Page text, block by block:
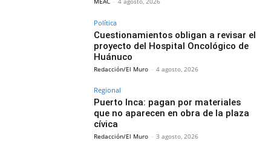
Política
Cuestionamientos obligan a revisar el
proyecto del Hospital Oncológico de
Huánuco
Redacción/El Muro - 4 agosto, 2026
Regional
Puerto Inca: pagan por materiales
que no aparecen en obra de la plaza
cívica
Redacción/El Muro - 3 agosto, 2026